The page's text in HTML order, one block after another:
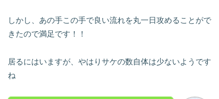
しかし、あの手この手で良い流れを丸一日攻めることがで
きたので満足です！！
居るにはいますが、やはりサケの数自体は少ないようです
ね